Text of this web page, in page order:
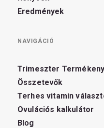
Eredmények
NAVIGÁCIÓ
Trimeszter
Összetevők
Terhes vitamin
Ovulációs kalkulátor
Blog